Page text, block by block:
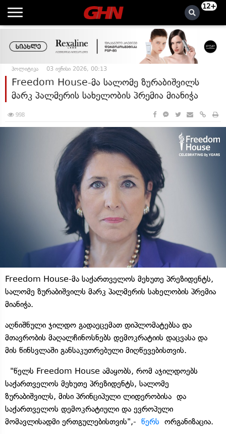
12+
პოლიტიკა 03 ივნისი 2026, 00:13
Freedom House-მა სალომე ზურაბიშვილს
მარკ პალმერის სახელობის პრემია მიანიჭა
998
Freedom House-მა საქართველოს მეხუთე პრეზიდენტს,
სალომე ზურაბიშვილს მარკ პალმერის სახელობის პრემია
მიანიჭა.
აღნიშნული ჯილდო გადაეცემათ დიპლომატებსა და
მთავრობის მაღალჩინოსნებს დემოკრატიის დაცვასა და
მის წინსვლაში განსაკუთრებული მიღწევებისთვის.
"წელს Freedom House ამაყობს, რომ აჯილდოებს
საქართველოს მეხუთე პრეზიდენტს, სალომე
ზურაბიშვილს, მისი პრინციპული ლიდერობისა და
საქართველოს დემოკრატიული და ევროპული
მომავლისადმი ერთგულებისთვის",- წერს ორგანიზაცია.